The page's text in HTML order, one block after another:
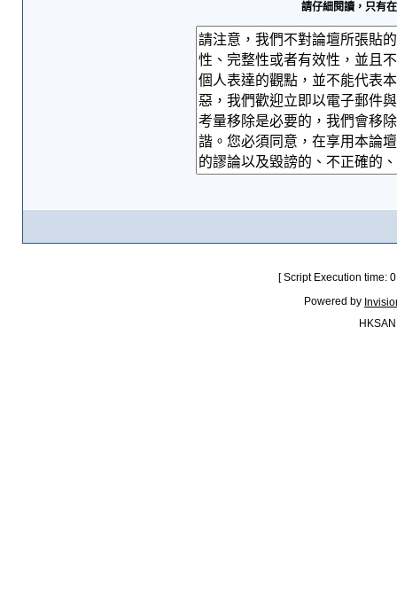
請仔細閱讀，只有
[ Script Execution time:
Powered by